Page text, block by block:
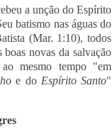
a unção do Espírito
batismo nas águas do
(Mar. 1:10), todos
boas novas da salvação
mesmo tempo "em
e do Espírito Santo"